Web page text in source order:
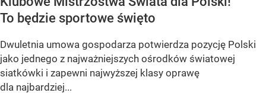
To będzie sportowe święto
Dwuletnia umowa gospodarza potwierdza pozycję Polski
jako jednego z najważniejszych ośrodków światowej
siatkówki i zapewni najwyższej klasy oprawę
dla najbardziej...